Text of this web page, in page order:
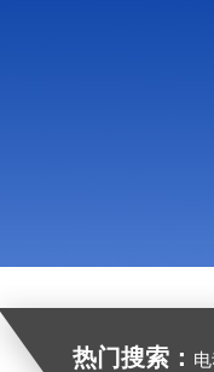
热门搜索： 电